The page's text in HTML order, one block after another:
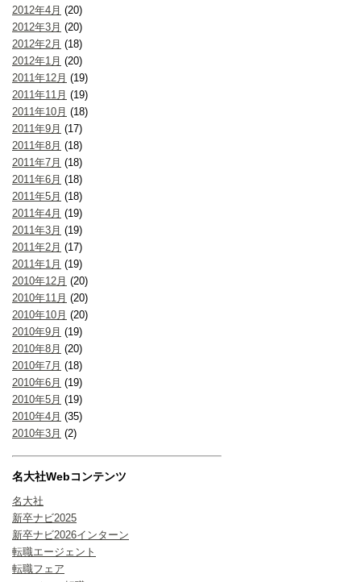
2012年4月 (20)
2012年3月 (20)
2012年2月 (18)
2012年1月 (20)
2011年12月 (19)
2011年11月 (19)
2011年10月 (18)
2011年9月 (17)
2011年8月 (18)
2011年7月 (18)
2011年6月 (18)
2011年5月 (18)
2011年4月 (19)
2011年3月 (19)
2011年2月 (17)
2011年1月 (19)
2010年12月 (20)
2010年11月 (20)
2010年10月 (20)
2010年9月 (19)
2010年8月 (20)
2010年7月 (18)
2010年6月 (19)
2010年5月 (19)
2010年4月 (35)
2010年3月 (2)
名大社Webコンテンツ
名大社
新卒ナビ2025
新卒ナビ2026インターン
転職エージェント
転職フェア